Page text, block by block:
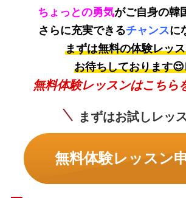
ちょっとの勇気がご自身の韓
さらに充実できるチャンスに
まずは無料の体験レッ
お待ちしております
無料体験レッスンはこちら
まずはお試しレッ
無料体験レッスン